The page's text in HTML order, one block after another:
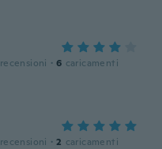
recensioni · 6 caricamenti
recensioni · 2 caricamenti